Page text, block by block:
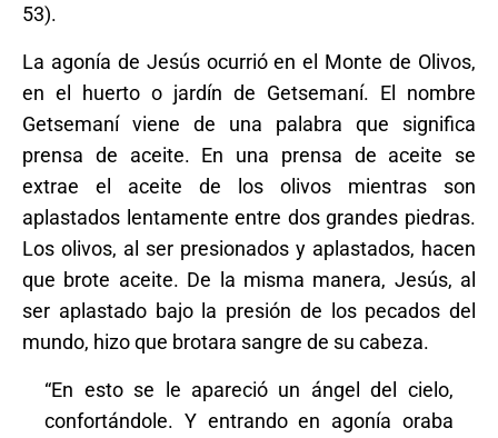
53).
La agonía de Jesús ocurrió en el Monte de Olivos,
en el huerto o jardín de Getsemaní. El nombre
Getsemaní viene de una palabra que significa
prensa de aceite. En una prensa de aceite se
extrae el aceite de los olivos mientras son
aplastados lentamente entre dos grandes piedras.
Los olivos, al ser presionados y aplastados, hacen
que brote aceite. De la misma manera, Jesús, al
ser aplastado bajo la presión de los pecados del
mundo, hizo que brotara sangre de su cabeza.
“En esto se le apareció un ángel del cielo,
confortándole. Y entrando en agonía oraba